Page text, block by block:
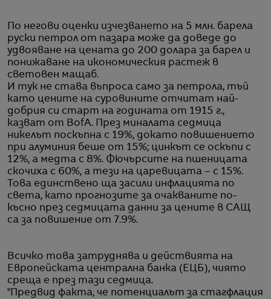
По негови оценки изчезването на 5 млн. барела
руски петрол от пазара може да доведе до
удвояване на цената до 200 долара за барел и
понижаване на икономическия растеж в
световен мащаб.
И тук не става въпроса само за петрола, тъй
като цените на суровините отчитат най-
добрия си старт на годината от 1915 г.,
казват от BofA. През миналата седмица
никелът поскъпна с 19%, докато повишението
при алуминия беше от 15%; цинкът се оскъпи с
12%, а медта с 8%. Фючърсите на пшеницата
скочиха с 60%, а тези на царевицата – с 15%.
Това единствено ща засили инфлацията по
света, като прогнозите за очакваните по-
късно през седмицата данни за цените в САЩ
са за повишение от 7.9%.
Всичко това затруднява и действията на
Европейската централна банка (ЕЦБ), чиято
среща е през тази седмица.
"Предвид факта, че потенциалът за стагфлация